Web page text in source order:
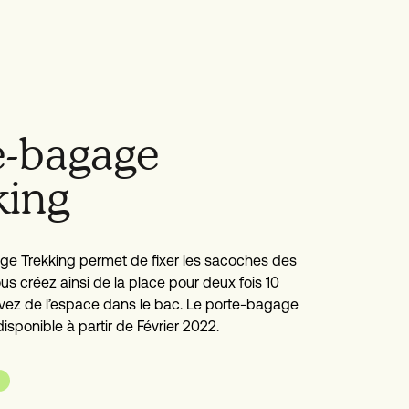
bagage
Trekking permet de fixer les sacoches des
créez ainsi de la place pour deux fois 10
de l’espace dans le bac. Le porte-bagage
à partir de Février 2022.